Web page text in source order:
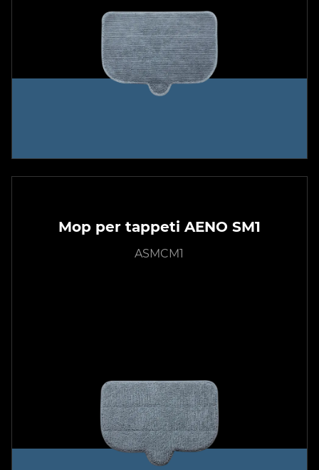
Mop per tappeti AENO SM1
ASMCM1